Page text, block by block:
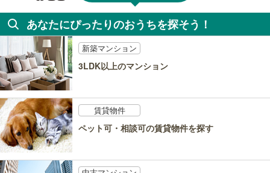
あなたにぴったりのおうちを探そう！
新築マンション
3LDK以上のマンション
賃貸物件
ペット可・相談可の賃貸物件を探す